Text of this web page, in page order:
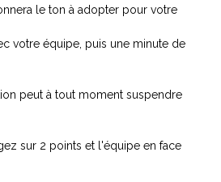
le ton à adopter pour votre
votre équipe, puis une minute de
peut à tout moment suspendre
sur 2 points et l'équipe en face